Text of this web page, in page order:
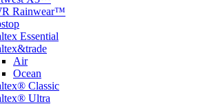
Rainwear™
Essential
Air
Ocean
Classic
Ultra